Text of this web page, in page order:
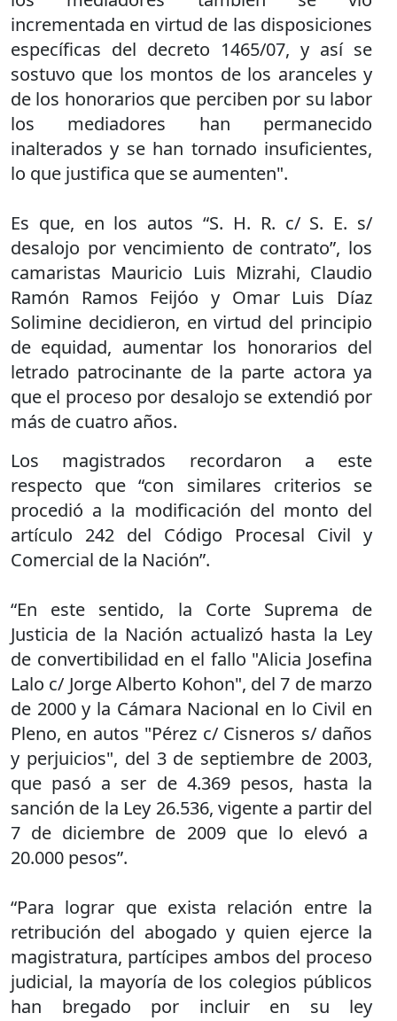
incrementada en virtud de las disposiciones
específicas del decreto 1465/07, y así se
sostuvo que los montos de los aranceles y
de los honorarios que perciben por su labor
los mediadores han permanecido
inalterados y se han tornado insuficientes,
lo que justifica que se aumenten".
Es que, en los autos “S. H. R. c/ S. E. s/
desalojo por vencimiento de contrato”, los
camaristas Mauricio Luis Mizrahi, Claudio
Ramón Ramos Feijóo y Omar Luis Díaz
Solimine decidieron, en virtud del principio
de equidad, aumentar los honorarios del
letrado patrocinante de la parte actora ya
que el proceso por desalojo se extendió por
más de cuatro años.
Los magistrados recordaron a este
respecto que “con similares criterios se
procedió a la modificación del monto del
artículo 242 del Código Procesal Civil y
Comercial de la Nación”.
“En este sentido, la Corte Suprema de
Justicia de la Nación actualizó hasta la Ley
de convertibilidad en el fallo "Alicia Josefina
Lalo c/ Jorge Alberto Kohon", del 7 de marzo
de 2000 y la Cámara Nacional en lo Civil en
Pleno, en autos "Pérez c/ Cisneros s/ daños
y perjuicios", del 3 de septiembre de 2003,
que pasó a ser de 4.369 pesos, hasta la
sanción de la Ley 26.536, vigente a partir del
7 de diciembre de 2009 que lo elevó a
20.000 pesos”.
“Para lograr que exista relación entre la
retribución del abogado y quien ejerce la
magistratura, partícipes ambos del proceso
judicial, la mayoría de los colegios públicos
han bregado por incluir en su ley